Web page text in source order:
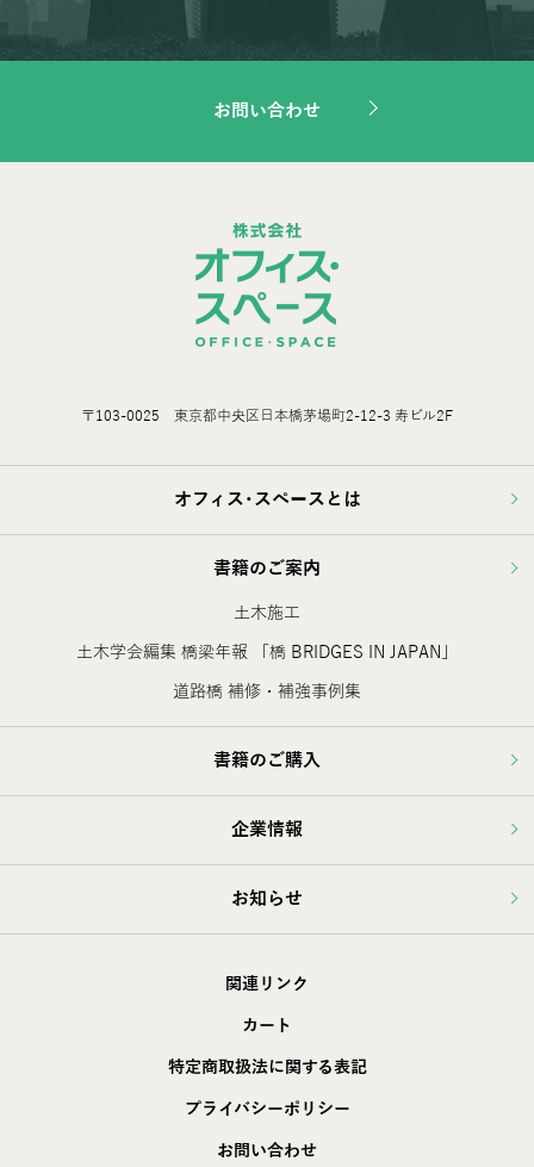
お問い合わせ
〒103-0025 東京都中央区日本橋茅場町2-12-3 寿ビル2F
オフィス･スペースとは
書籍のご案内
土木施工
土木学会編集 橋梁年報 「橋 BRIDGES IN JAPAN」
道路橋 補修・補強事例集
書籍のご購入
企業情報
お知らせ
関連リンク
カート
特定商取扱法に関する表記
プライバシーポリシー
お問い合わせ